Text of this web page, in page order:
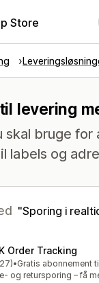
Store
levering
skal bruge
labels og
Sporing i
Order Tracking
stjerner
i alt
•
og retursporing – få